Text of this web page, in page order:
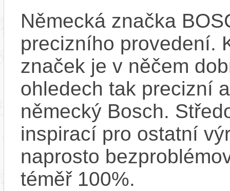
Německá značka
precizního provedení.
značek je v něčem
ohledech tak precizní
německý Bosch.
inspirací pro ostatní
naprosto
téměř 100%.